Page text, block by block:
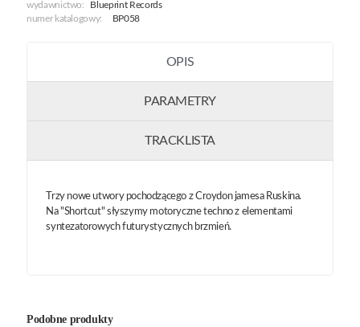
wydawnictwo:
Blueprint Records
numer katalogowy:
BP058
OPIS
PARAMETRY
TRACKLISTA
Trzy nowe utwory pochodzącego z Croydon jamesa Ruskina.
Na "Shortcut" słyszymy motoryczne techno z elementami
syntezatorowych futurystycznych brzmień.
Podobne produkty